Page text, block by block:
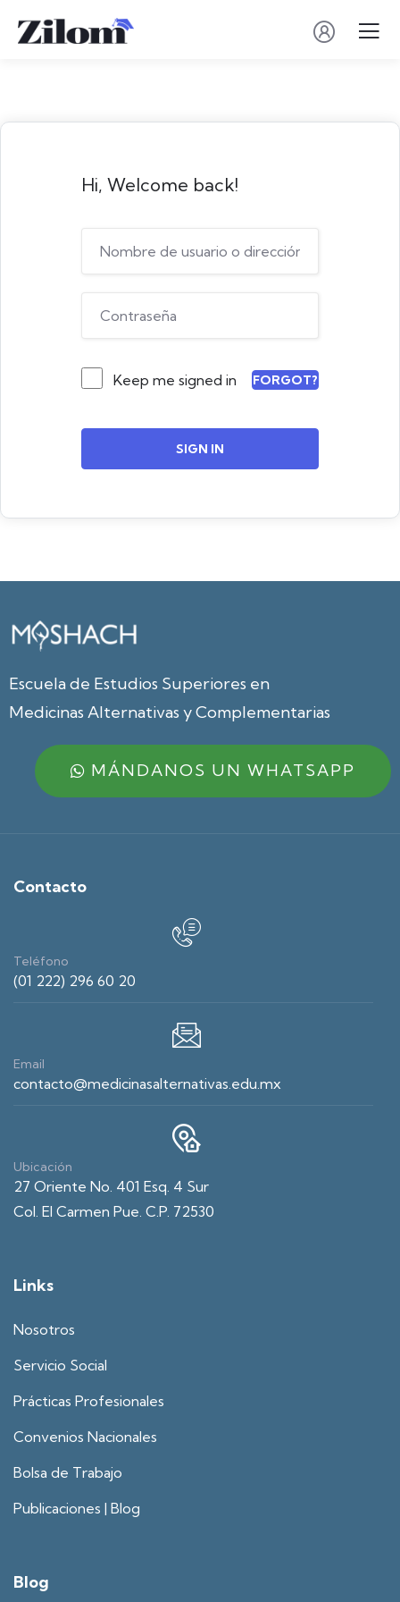
Hi, Welcome back!
Keep me signed in FORGOT?
SIGN IN
Escuela de Estudios Superiores en
Medicinas Alternativas y Complementarias
MÁNDANOS UN WHATSAPP
Contacto
Teléfono
(01 222) 296 60 20
Email
contacto@medicinasalternativas.edu.mx
Ubicación
27 Oriente No. 401 Esq. 4 Sur
Col. El Carmen Pue. C.P. 72530
Links
Nosotros
Servicio Social
Prácticas Profesionales
Convenios Nacionales
Bolsa de Trabajo
Publicaciones | Blog
Blog